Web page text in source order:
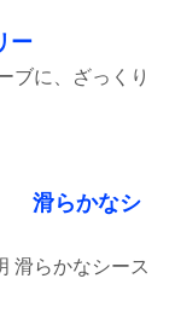
ー
ブに、ざっくり
滑らかなシ
らかなシース